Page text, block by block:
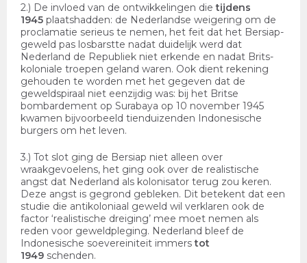
2.) De invloed van de ontwikkelingen die tijdens
1945 plaatshadden: de Nederlandse weigering om de
proclamatie serieus te nemen, het feit dat het Bersiap-
geweld pas losbarstte nadat duidelijk werd dat
Nederland de Republiek niet erkende en nadat Brits-
koloniale troepen geland waren. Ook dient rekening
gehouden te worden met het gegeven dat de
geweldspiraal niet eenzijdig was: bij het Britse
bombardement op Surabaya op 10 november 1945
kwamen bijvoorbeeld tienduizenden Indonesische
burgers om het leven.
3.) Tot slot ging de Bersiap niet alleen over
wraakgevoelens, het ging ook over de realistische
angst dat Nederland als kolonisator terug zou keren.
Deze angst is gegrond gebleken. Dit betekent dat een
studie die antikoloniaal geweld wil verklaren ook de
factor ‘realistische dreiging’ mee moet nemen als
reden voor geweldpleging. Nederland bleef de
Indonesische soevereiniteit immers tot
1949 schenden.